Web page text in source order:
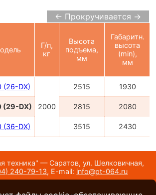
← Прокручивается →
Г/п,
кг
Высота
подъема,
мм
Габаритн.
высота
(min),
мм
(26-DX)
2000
2515 1930
(29-DX) 2815 2080
(36-DX) 3515 2430
техника" — Саратов, ул. Шелковичная,
240-79-13, E-mail: info@pt-064.ru